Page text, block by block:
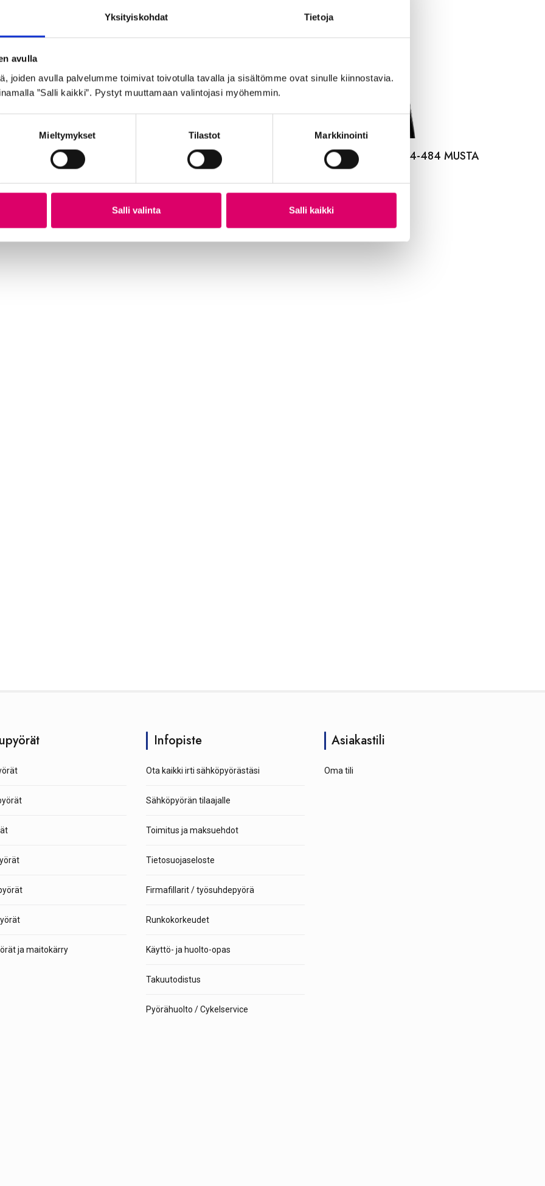
Yksityiskohdat Tietoja
avulla
joiden avulla palvelumme toimivat toivotulla tavalla ja sisältömme ovat sinulle kiinnostavia.
”Salli kaikki”. Pystyt muuttamaan valintojasi myöhemmin.
Mieltymykset Tilastot Markkinointi
Salli valinta Salli kaikki
GOLDEN BOY ULKORENGAS 44-428 MUSTA
VALKOINEN
21,99 €
GOLDEN BOY ULKORENGAS 44-484 MUSTA
21,99€
ja maitokärry
Infopiste
Ota kaikki irti sähköpyörästäsi
Sähköpyörän tilaajalle
Toimitus ja maksuehdot
Tietosuojaseloste
Firmafillarit / työsuhdepyörä
Runkokorkeudet
Käyttö- ja huolto-opas
Takuutodistus
Pyörähuolto / Cykelservice
Asiakastili
Oma tili